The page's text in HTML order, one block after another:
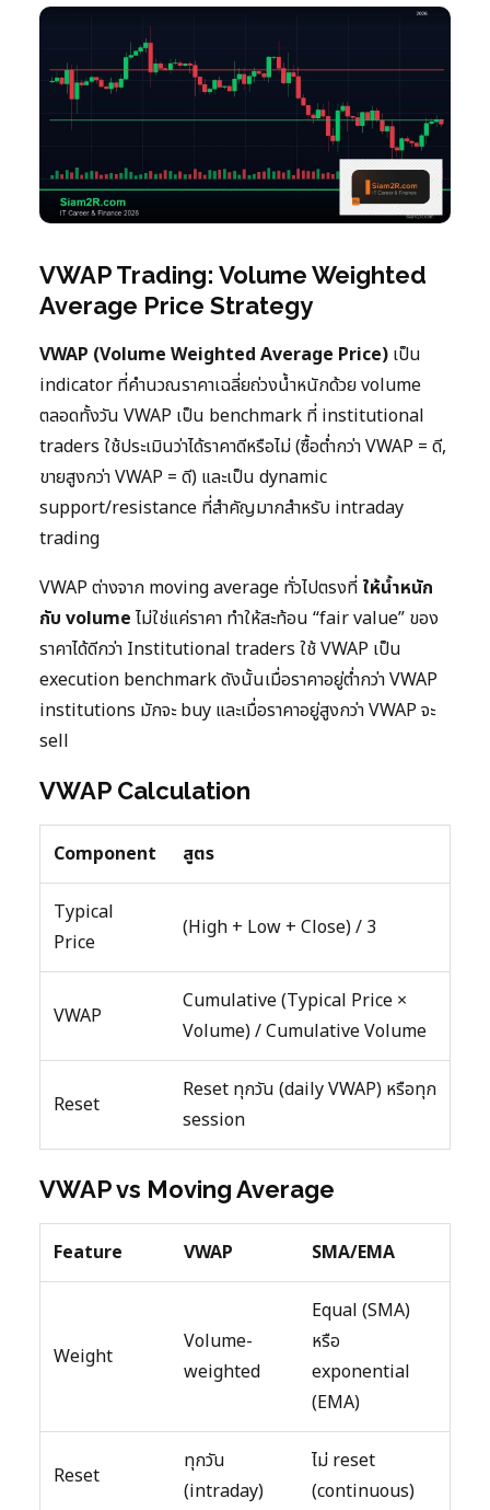
VWAP Trading: Volume Weighted
Average Price Strategy
VWAP (Volume Weighted Average Price) เป็น
indicator ที่คำนวณราคาเฉลี่ยถ่วงน้ำหนักด้วย volume
ตลอดทั้งวัน VWAP เป็น benchmark ที่ institutional
traders ใช้ประเมินว่าได้ราคาดีหรือไม่ (ซื้อต่ำกว่า VWAP = ดี,
ขายสูงกว่า VWAP = ดี) และเป็น dynamic
support/resistance ที่สำคัญมากสำหรับ intraday
trading
VWAP ต่างจาก moving average ทั่วไปตรงที่ ให้น้ำหนัก
กับ volume ไม่ใช่แค่ราคา ทำให้สะท้อน “fair value” ของ
ราคาได้ดีกว่า Institutional traders ใช้ VWAP เป็น
execution benchmark ดังนั้นเมื่อราคาอยู่ต่ำกว่า VWAP
institutions มักจะ buy และเมื่อราคาอยู่สูงกว่า VWAP จะ
sell
VWAP Calculation
Component สูตร
Typical
Price
(High + Low + Close) / 3
VWAP
Cumulative (Typical Price ×
Volume) / Cumulative Volume
Reset
Reset ทุกวัน (daily VWAP) หรือทุก
session
VWAP vs Moving Average
Feature VWAP SMA/EMA
Weight
Volume-
weighted
Equal (SMA)
หรือ
exponential
(EMA)
Reset
ทุกวัน
(intraday)
ไม่ reset
(continuous)